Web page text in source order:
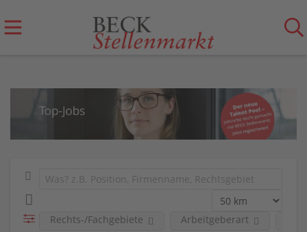
Rechts-/Fachgebiete Arbeitgeberart